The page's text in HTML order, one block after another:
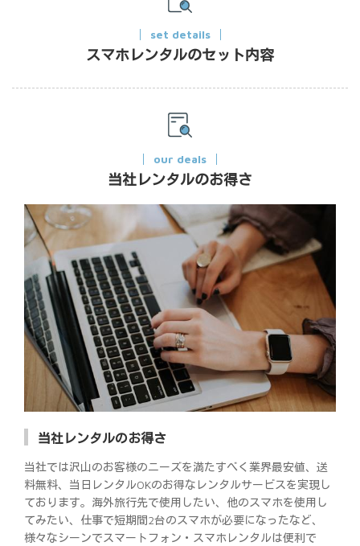
set details
スマホレンタルのセット内容
our deals
当社レンタルのお得さ
当社レンタルのお得さ
当社では沢山のお客様のニーズを満たすべく業界最安値、送
料無料、当日レンタルOKのお得なレンタルサービスを実現し
ております。海外旅行先で使用したい、他のスマホを使用し
てみたい、仕事で短期間2台のスマホが必要になったなど、
様々なシーンでスマートフォン・スマホレンタルは便利で